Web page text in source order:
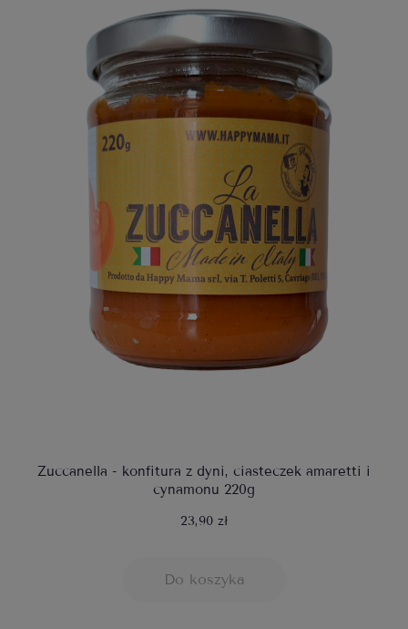
Zuccanella - konfitura z dyni, ciasteczek amaretti i
cynamonu 220g
23,90 zł
Do koszyka